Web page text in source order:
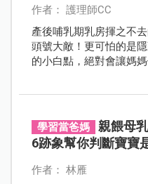
作者： 護理師CC
產後哺乳期乳房揮之不
頭號大敵！更可怕的是
的小白點，絕對會讓媽
學習當爸媽
親餵母
6跡象幫你判斷寶寶
作者： 林雁